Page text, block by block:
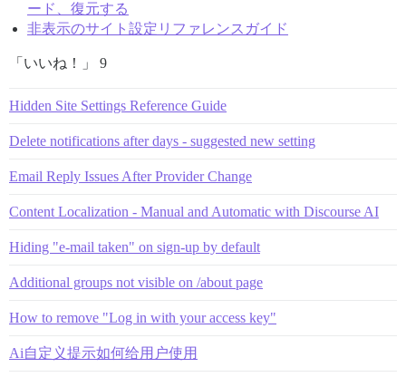
ード、復元する
非表示のサイト設定リファレンスガイド
「いいね！」 9
Hidden Site Settings Reference Guide
Delete notifications after days - suggested new setting
Email Reply Issues After Provider Change
Content Localization - Manual and Automatic with Discourse AI
Hiding "e-mail taken" on sign-up by default
Additional groups not visible on /about page
How to remove "Log in with your access key"
Ai自定义提示如何给用户使用